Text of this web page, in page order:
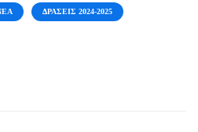
ΔΡΆΣΕΙΣ 2024-2025